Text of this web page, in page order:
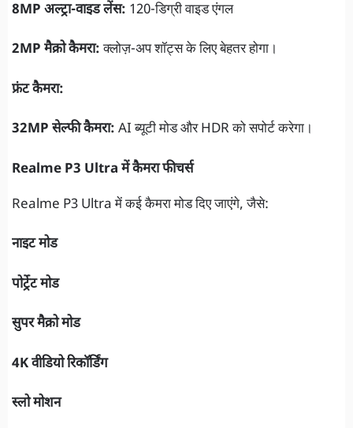
8MP अल्ट्रा-वाइड लेंस: 120-डिग्री वाइड एंगल
2MP मैक्रो कैमरा:क्लोज़-अप शॉट्स के लिए बेहतर होगा।
फ्रंट कैमरा:
32MP सेल्फी कैमरा: AI ब्यूटी मोड और HDR को सपोर्ट करेगा।
Realme P3 Ultra में कैमरा फीचर्स
Realme P3 Ultra में कई कैमरा मोड दिए जाएंगे, जैसे:
नाइट मोड
पोर्ट्रेट मोड
सुपर मैक्रो मोड
4K वीडियो रिकॉर्डिंग
स्लो मोशन